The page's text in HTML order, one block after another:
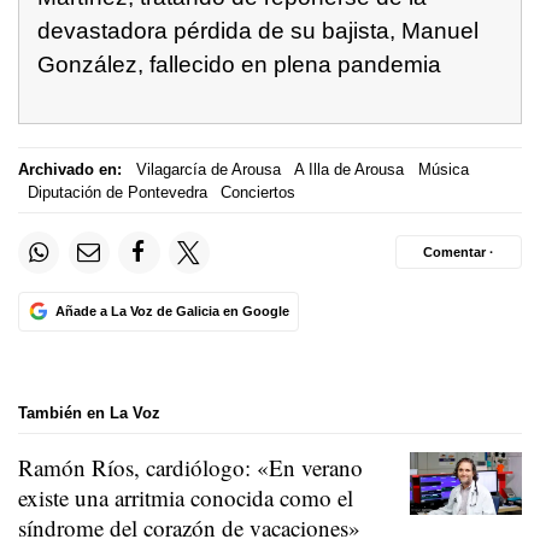
devastadora pérdida de su bajista, Manuel
González, fallecido en plena pandemia
Archivado en: Vilagarcía de Arousa A Illa de Arousa
Música
Diputación de Pontevedra
Conciertos
Añade a La Voz de Galicia en Google
Comentar ·
También en La Voz
Ramón Ríos, cardiólogo: «En verano
existe una arritmia conocida como el
síndrome del corazón de vacaciones»